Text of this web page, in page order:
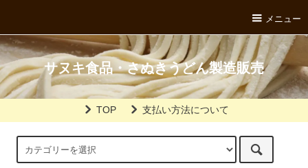
メニュー
サヌキ食品・さぬきうどん製造販売
TOP 支払い方法について